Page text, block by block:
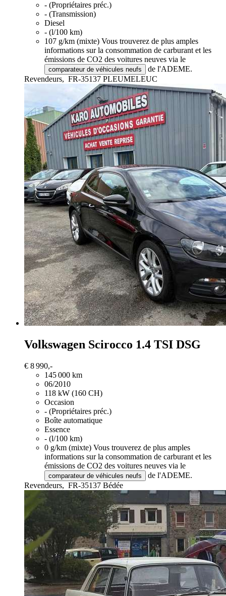
- (Propriétaires préc.)
- (Transmission)
Diesel
- (l/100 km)
107 g/km (mixte) Vous trouverez de plus amples
informations sur la consommation de carburant et les
émissions de CO2 des voitures neuves via le
comparateur de véhicules neufs
de l'ADEME.
Revendeurs, FR-35137 PLEUMELEUC
Volkswagen Scirocco 1.4 TSI DSG
€ 8 990,-
145 000 km
06/2010
118 kW (160 CH)
Occasion
- (Propriétaires préc.)
Boîte automatique
Essence
- (l/100 km)
0 g/km (mixte) Vous trouverez de plus amples
informations sur la consommation de carburant et les
émissions de CO2 des voitures neuves via le
comparateur de véhicules neufs
de l'ADEME.
Revendeurs, FR-35137 Bédée